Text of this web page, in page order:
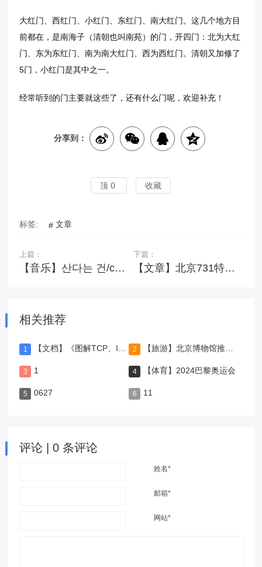
大红门、西红门、小红门、东红门、南大红门。这几个地方目
前都在，是南海子（清朝也叫南苑）的门，开四门：北为大红
门、东为东红门、南为南大红门、西为西红门。清朝又加修了
5门，小红门是其中之一。
经常听到的门主要就这些了，还有什么门呢，欢迎补充！
分享到：
顶 0 收藏
标签: 文章
上篇：
【音乐】산다는 건/cheer up
下篇：
【文章】北京731特大暴雨
相关推荐
【文档】《图解TCP、IP》-第5版 【旅游】北京博物馆推荐，值得一去
1 【体育】2024巴黎奥运会
0627 11
评论 | 0 条评论
姓名*
邮箱*
网站*